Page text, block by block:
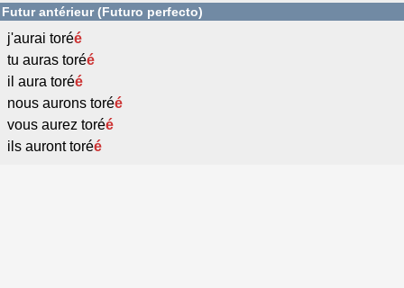
Futur antérieur (Futuro perfecto)
j'aurai toréé
tu auras toréé
il aura toréé
nous aurons toréé
vous aurez toréé
ils auront toréé